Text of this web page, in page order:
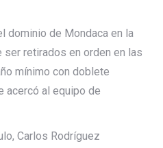
dominio de Mondaca en la
retirados en orden en las
mínimo con doblete
acercó al equipo de
Carlos Rodríguez